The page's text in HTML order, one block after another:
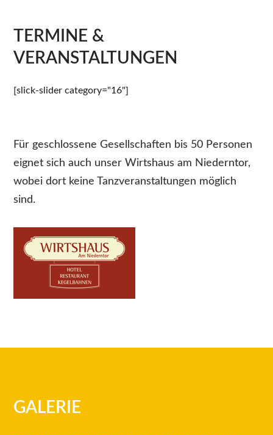
TERMINE &
VERANSTALTUNGEN
[slick-slider category="16"]
Für geschlossene Gesellschaften bis 50 Personen
eignet sich auch unser Wirtshaus am Niederntor,
wobei dort keine Tanzveranstaltungen möglich
sind.
GALERIE